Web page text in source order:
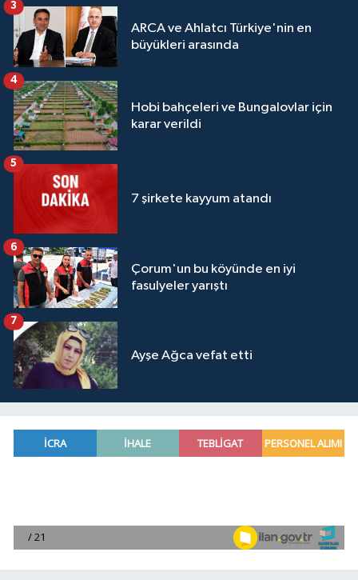
ARCA ve Ahlatcı Türkiye'nin en
büyükleri arasında
3
Hobi bahçeleri ve Bungalovlar için
karar verildi
4
7 şirkete kayyum atandı
5
Çorum'un bu köyünde en iyi
fasulyeler yarıştı
6
Ayşe Ağca vefat etti
7